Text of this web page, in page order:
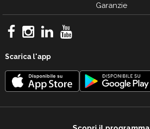
Garanzie
Scarica l'app